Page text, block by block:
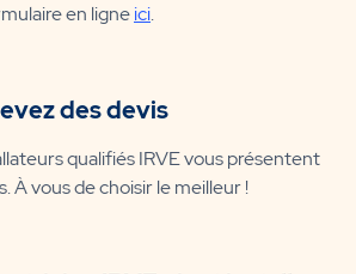
en ligneici.
des devis
qualifiés IRVE vous présentent
À vous de choisir le meilleur !